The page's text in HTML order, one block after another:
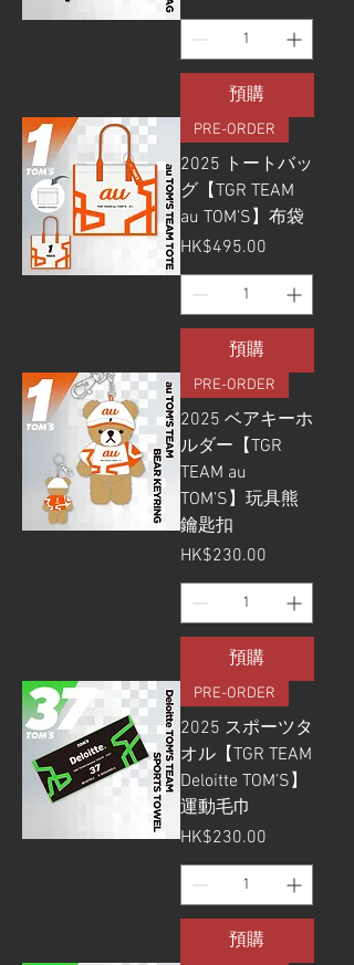
預購
PRE-ORDER
2025 トートバッ
グ【TGR TEAM
au TOM’S】布袋
價格
HK$495.00
預購
PRE-ORDER
2025 ベアキーホ
ルダー【TGR
TEAM au
TOM’S】玩具熊
鑰匙扣
價格
HK$230.00
預購
PRE-ORDER
2025 スポーツタ
オル【TGR TEAM
Deloitte TOM’S】
運動毛巾
價格
HK$230.00
預購